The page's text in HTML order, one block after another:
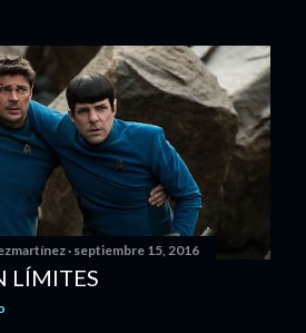
septiembre 15, 2016
LÍMITES